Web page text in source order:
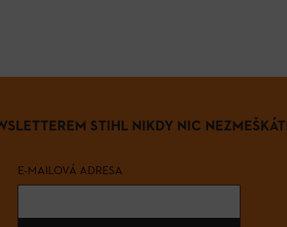
STIHL NIKDY NIC
E-MAILOVÁ ADRESA